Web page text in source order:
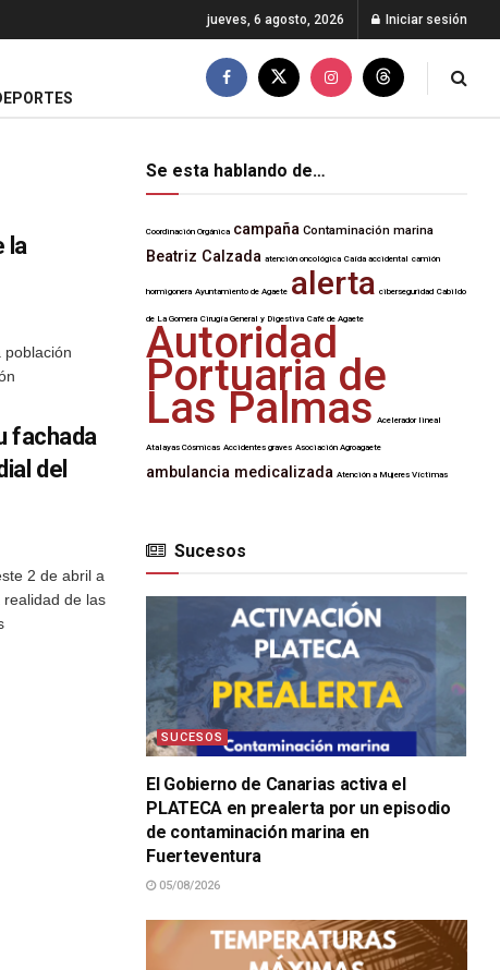
jueves, 6 agosto, 2026 Iniciar sesión
la
población
fachada
del
2 de abril a
de las
Se esta hablando de…
Coordinación Orgánica campaña Contaminación marina
Beatriz Calzada atención oncológica Caída accidental camión
hormigonera Ayuntamiento de Agaete alerta ciberseguridad Cabildo
de La Gomera Cirugía General y Digestiva Café de Agaete
Autoridad
Portuaria de
Las Palmas Acelerador lineal
Atalayas Cósmicas Accidentes graves Asociación Agroagaete
ambulancia medicalizada Atención a Mujeres Víctimas
Sucesos
SUCESOS
El Gobierno de Canarias activa el
PLATECA en prealerta por un episodio
de contaminación marina en
Fuerteventura
05/08/2026